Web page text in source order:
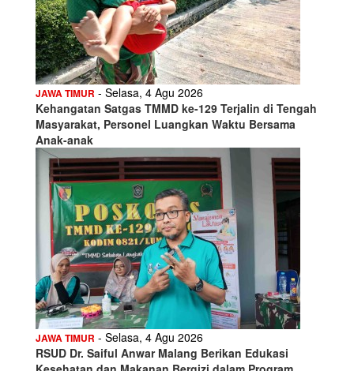
JAWA TIMUR - Selasa, 4 Agu 2026
Kehangatan Satgas TMMD ke-129 Terjalin di Tengah
Masyarakat, Personel Luangkan Waktu Bersama
Anak-anak
JAWA TIMUR - Selasa, 4 Agu 2026
RSUD Dr. Saiful Anwar Malang Berikan Edukasi